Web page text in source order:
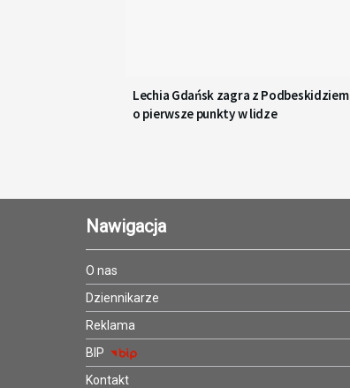
Lechia Gdańsk zagra z Podbeskidziem
o pierwsze punkty w lidze
Nawigacja
O nas
Dziennikarze
Reklama
BIP
Kontakt